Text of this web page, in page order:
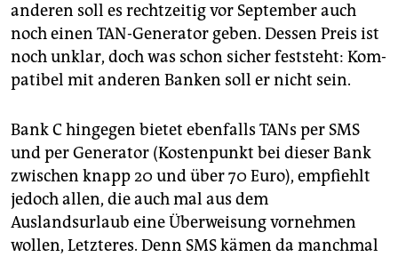
anderen soll es rechtzeitig vor September auch
noch einen TAN-Generator geben. Dessen Preis ist
noch unklar, doch was schon sicher feststeht: Kom­
pa­tibel mit anderen Banken soll er nicht sein.
Bank C hingegen bietet ebenfalls TANs per SMS
und per Generator (Kostenpunkt bei dieser Bank
zwischen knapp 20 und über 70 Euro), empfiehlt
jedoch allen, die auch mal aus dem
Auslandsurlaub eine Überweisung vornehmen
wollen, Letzteres. Denn SMS kämen da manchmal